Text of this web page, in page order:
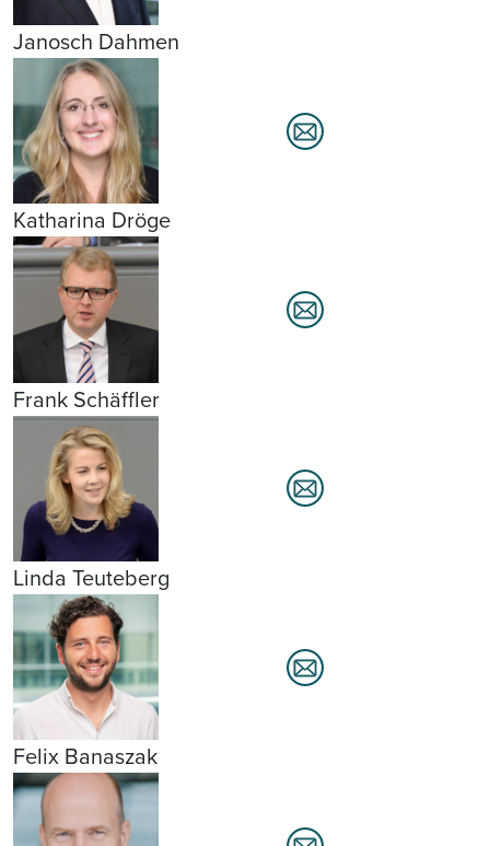
Janosch Dahmen
Katharina Dröge
Frank Schäffler
Linda Teuteberg
Felix Banaszak